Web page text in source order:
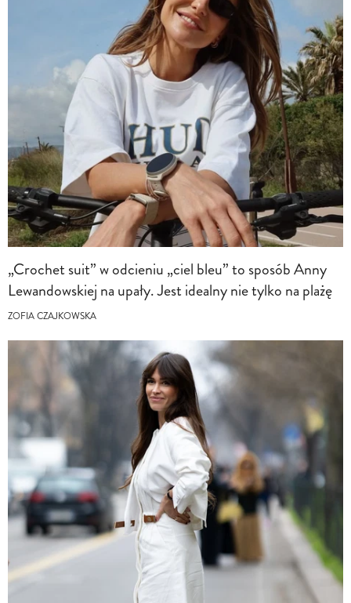
„Crochet suit” w odcieniu „ciel bleu” to sposób Anny
Lewandowskiej na upały. Jest idealny nie tylko na plażę
ZOFIA CZAJKOWSKA